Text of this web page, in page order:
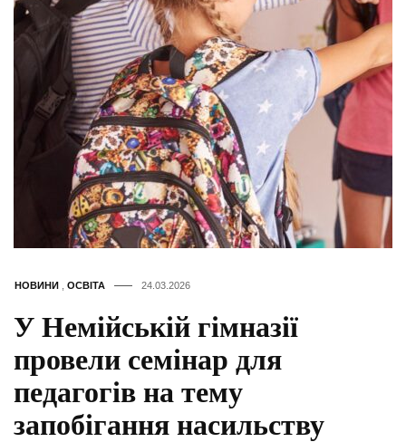
НОВИНИ ОСВІТА 24.03.2026
У Немійській гімназії
провели семінар для
педагогів на тему
запобігання насильству